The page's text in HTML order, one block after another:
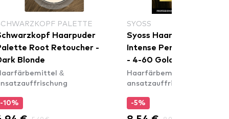
PALETTE
Haarpuder
Root Retoucher -
Blonde
&
-10%
SYOSS
Syoss Haarfarbe Oleo
Intense Permanent Oil
- 4-60 Gold Brown
Haarfärbemittel &
ansatzauffrischung
-5%